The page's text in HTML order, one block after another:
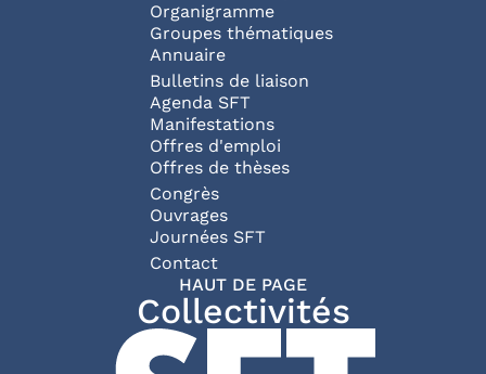
Organigramme
Groupes thématiques
Annuaire
Bulletins de liaison
Agenda SFT
Manifestations
Offres d'emploi
Offres de thèses
Congrès
Ouvrages
Journées SFT
Pied de page
Contact
HAUT DE PAGE
Collectivités